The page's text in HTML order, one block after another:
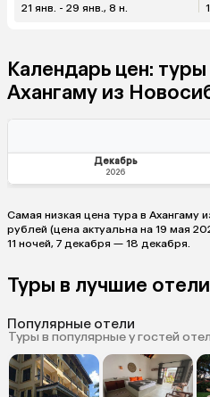
21 янв. - 29 янв., 8 н.
Календарь цен:
Ахангаму из
Декабрь
2026
Самая низкая цена тура в Ахангаму
рублей (цена актуальна на 19 мая
11 ночей, 7 декабря — 18 декабря.
Туры в лучшие
Популярные отели
Туры в популярные у гостей